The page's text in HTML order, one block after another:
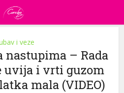
i veze
nastupima – Rada
uvija i vrti guzom
mala (VIDEO)